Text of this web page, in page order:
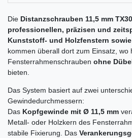
Die Distanzschrauben 11,5 mm TX30
professionellen, präzisen und
Kunststoff- und Holzfenstern
kommen überall dort zum Einsatz, wo
Fensterrahmenschrauben ohne
bieten.
Das System basiert auf zwei
Gewindedurchmessern:
Das Kopfgewinde mit Ø 11,5 mm
Metall- oder Holzkern des
stabile Fixierung. Das